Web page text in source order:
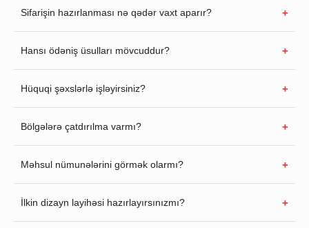
Sifarişin hazırlanması nə qədər vaxt aparır?
Hansı ödəniş üsulları mövcuddur?
Hüquqi şəxslərlə işləyirsiniz?
Bölgələrə çatdırılma varmı?
Məhsul nümunələrini görmək olarmı?
İlkin dizayn layihəsi hazırlayırsınızmı?